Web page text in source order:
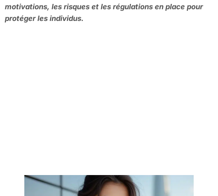
motivations, les risques et les régulations en place pour
protéger les individus.